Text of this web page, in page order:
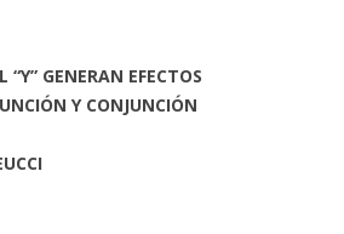
“Y” GENERAN EFECTOS
Y CONJUNCIÓN